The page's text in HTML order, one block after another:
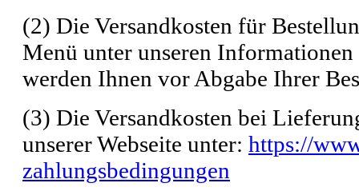
(2) Die Versandkosten für
Menü unter unseren
werden Ihnen vor Abgabe Ihrer
(3) Die Versandkosten bei
unserer Webseite unter: https://
zahlungsbedingungen